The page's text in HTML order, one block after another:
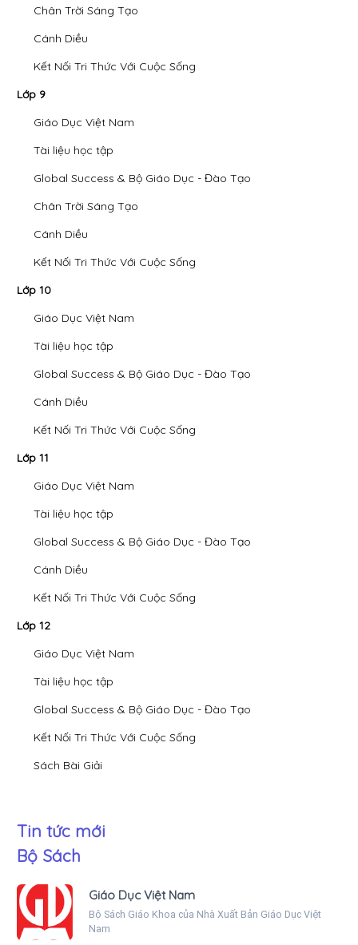
Chân Trời Sáng Tạo
Cánh Diều
Kết Nối Tri Thức Với Cuộc Sống
Lớp 9
Giáo Dục Việt Nam
Tài liệu học tập
Global Success & Bộ Giáo Dục - Đào Tạo
Chân Trời Sáng Tạo
Cánh Diều
Kết Nối Tri Thức Với Cuộc Sống
Lớp 10
Giáo Dục Việt Nam
Tài liệu học tập
Global Success & Bộ Giáo Dục - Đào Tạo
Cánh Diều
Kết Nối Tri Thức Với Cuộc Sống
Lớp 11
Giáo Dục Việt Nam
Tài liệu học tập
Global Success & Bộ Giáo Dục - Đào Tạo
Cánh Diều
Kết Nối Tri Thức Với Cuộc Sống
Lớp 12
Giáo Dục Việt Nam
Tài liệu học tập
Global Success & Bộ Giáo Dục - Đào Tạo
Kết Nối Tri Thức Với Cuộc Sống
Sách Bài Giải
Tin tức mới
Bộ Sách
Giáo Dục Việt Nam
Bộ Sách Giáo Khoa của Nhà Xuất Bản Giáo Dục Việt
Nam